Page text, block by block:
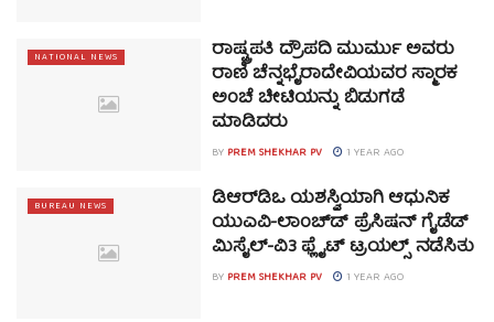
NATIONAL NEWS ರಾಷ್ಟ್ರಪತಿ ದ್ರೌಪದಿ ಮುರ್ಮು ಅವರು
ರಾಣಿ ಚೆನ್ನಭೈರಾದೇವಿಯವರ ಸ್ಮಾರಕ
ಅಂಚೆ ಚೀಟಿಯನ್ನು ಬಿಡುಗಡೆ
ಮಾಡಿದರು
BY PREM SHEKHAR PV 1 YEAR AGO
BUREAU NEWS ಡಿಆರ್‌ಡಿಒ ಯಶಸ್ವಿಯಾಗಿ ಆಧುನಿಕ
ಯುಎವಿ-ಲಾಂಚ್‌ಡ್ ಪ್ರೆಸಿಷನ್ ಗೈಡೆಡ್
ಮಿಸೈಲ್-ವಿ3 ಫ್ಲೈಟ್ ಟ್ರಯಲ್ಸ್ ನಡೆಸಿತು
BY PREM SHEKHAR PV 1 YEAR AGO